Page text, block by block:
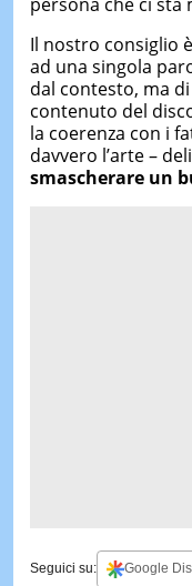
Il nostro consiglio
ad una singola
dal contesto, ma
contenuto del
la coerenza con i
davvero l’arte –
smascherare un
Seguici su: Google